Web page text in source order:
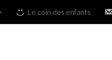
Le coin des enfants